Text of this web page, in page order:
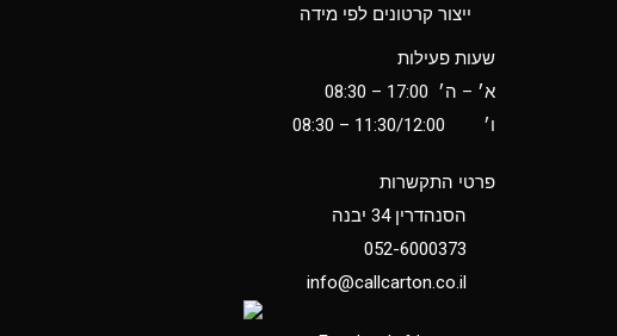
ייצור קרטונים לפי מידה
שעות פעילות
א׳ – ה׳ 17:00 – 08:30
ו׳ 11:30/12:00
– 08:30
פרטי התקשרות
הסנהדרין 34 יבנה
052-6000373
info@callcarton.co.il